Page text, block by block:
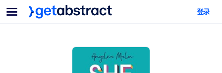
菜单
面向团队与管理者
为您的员工配备关键的人工智能技能。
面向人工智能系统
登录